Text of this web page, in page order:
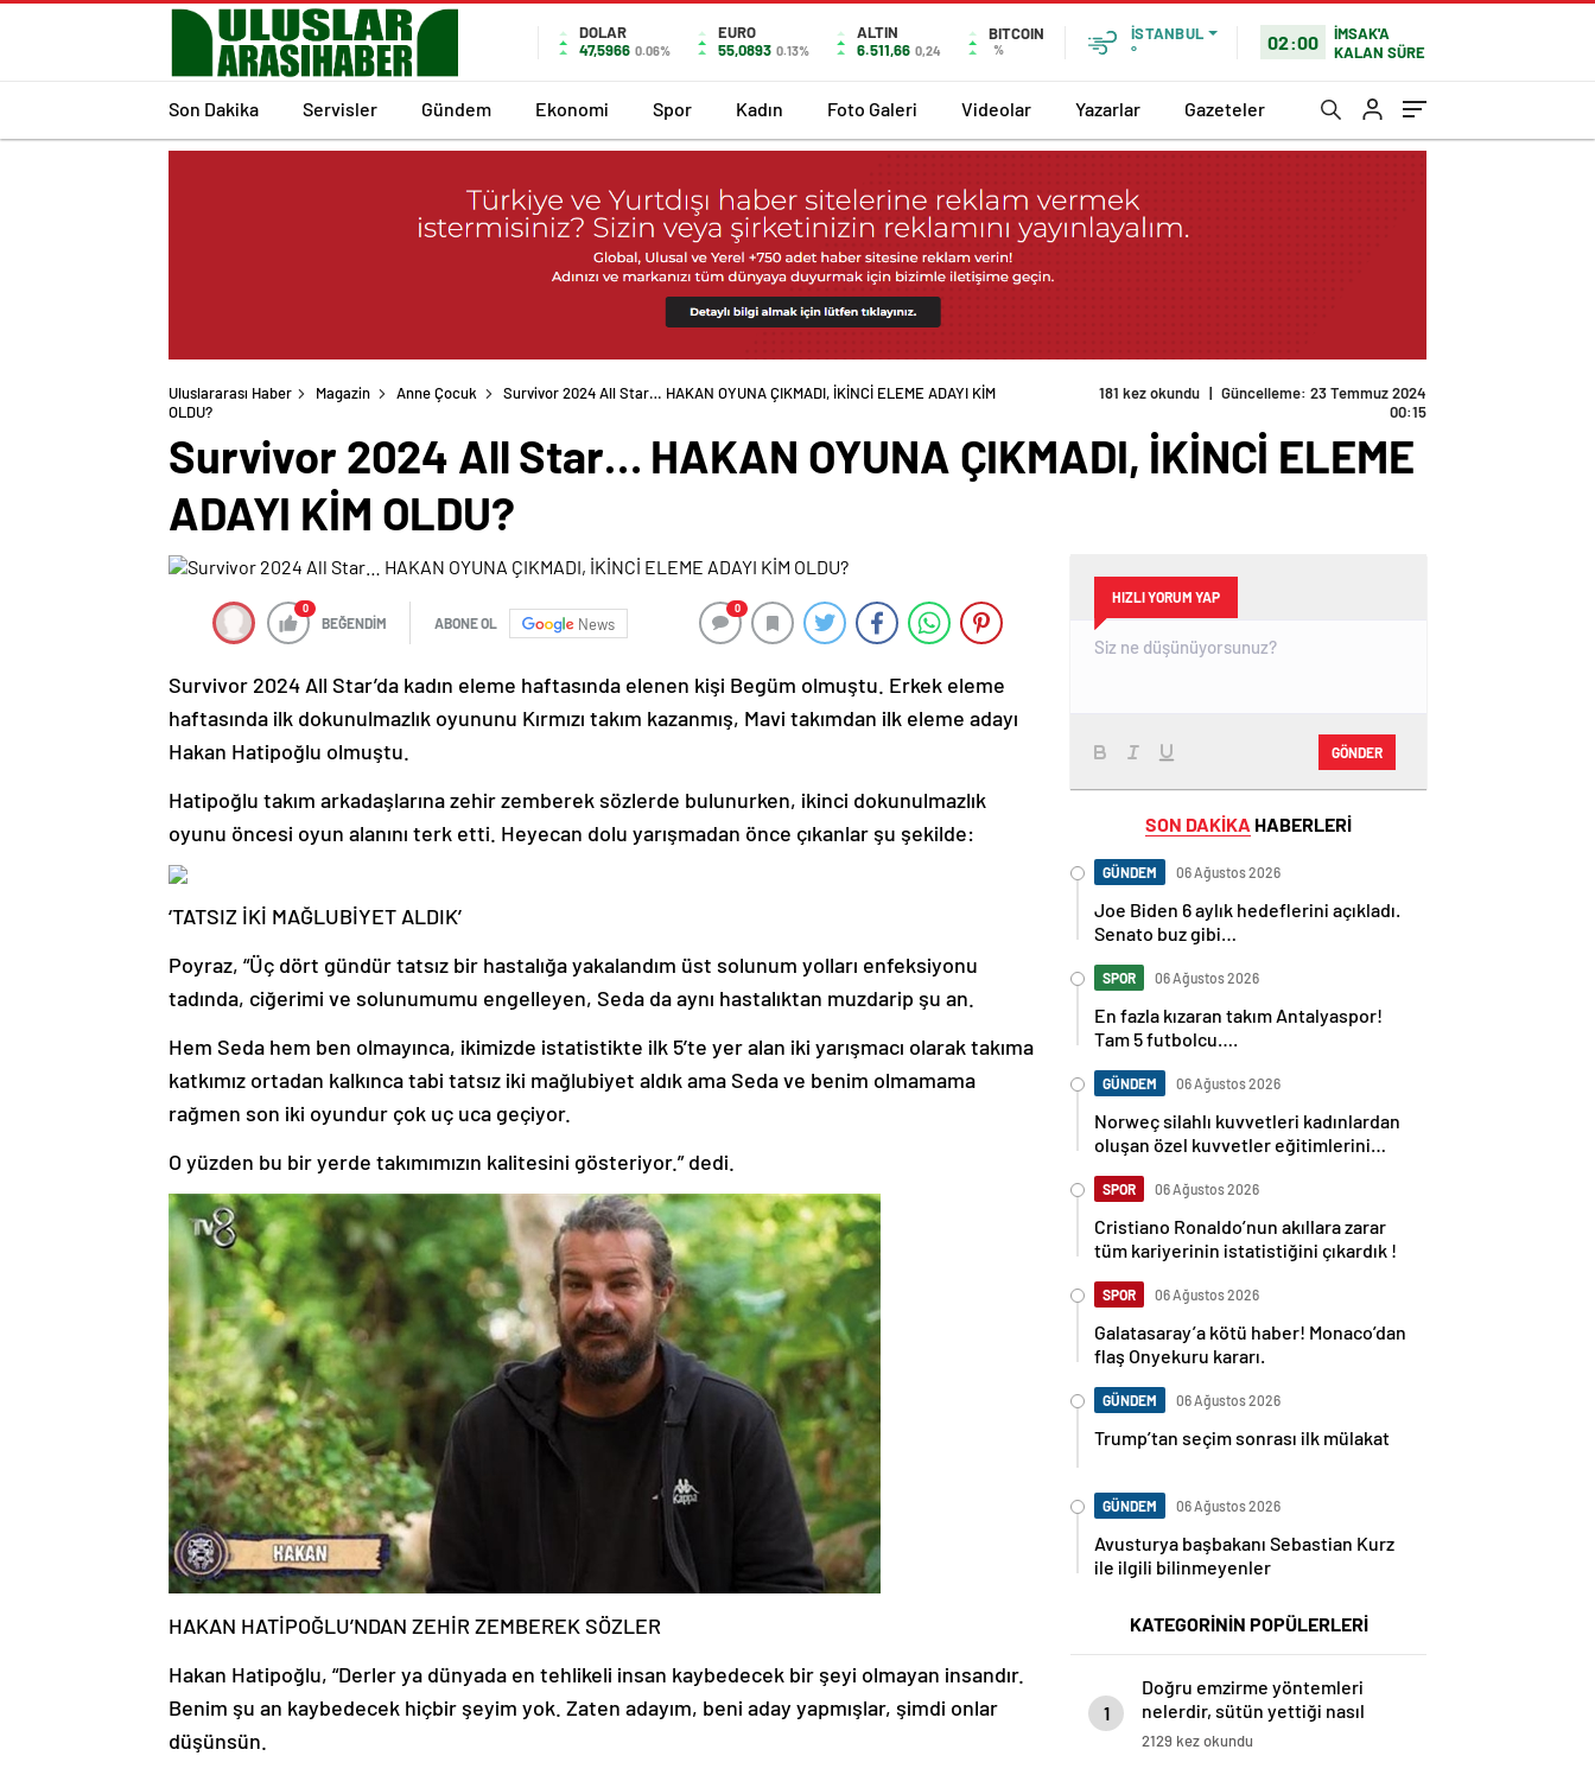
DOLAR
47,5966 0.06%
EURO
55,0893 0.13%
ALTIN
6.511,66 0,24
BITCOIN
%
İSTANBUL
°
02:00
İMSAK'A
KALAN SÜRE
Son Dakika Servisler Gündem Ekonomi Spor Kadın Foto Galeri Videolar Yazarlar Gazeteler
Uluslararası Haber Magazin Anne Çocuk
Survivor 2024 All Star… HAKAN OYUNA ÇIKMADI, İKİNCİ ELEME ADAYI KİM
OLDU?
181 kez okundu | Güncelleme: 23 Temmuz 2024
00:15
Survivor 2024 All Star… HAKAN OYUNA ÇIKMADI, İKİNCİ ELEME
ADAYI KİM OLDU?
0
BEĞENDİM ABONE OL News
0
Survivor 2024 All Star’da kadın eleme haftasında elenen kişi Begüm olmuştu. Erkek eleme
haftasında ilk dokunulmazlık oyununu Kırmızı takım kazanmış, Mavi takımdan ilk eleme adayı
Hakan Hatipoğlu olmuştu.
Hatipoğlu takım arkadaşlarına zehir zemberek sözlerde bulunurken, ikinci dokunulmazlık
oyunu öncesi oyun alanını terk etti. Heyecan dolu yarışmadan önce çıkanlar şu şekilde:
‘TATSIZ İKİ MAĞLUBİYET ALDIK’
Poyraz, “Üç dört gündür tatsız bir hastalığa yakalandım üst solunum yolları enfeksiyonu
tadında, ciğerimi ve solunumumu engelleyen, Seda da aynı hastalıktan muzdarip şu an.
Hem Seda hem ben olmayınca, ikimizde istatistikte ilk 5’te yer alan iki yarışmacı olarak takıma
katkımız ortadan kalkınca tabi tatsız iki mağlubiyet aldık ama Seda ve benim olmamama
rağmen son iki oyundur çok uç uca geçiyor.
O yüzden bu bir yerde takımımızın kalitesini gösteriyor.” dedi.
HAKAN HATİPOĞLU’NDAN ZEHİR ZEMBEREK SÖZLER
Hakan Hatipoğlu, “Derler ya dünyada en tehlikeli insan kaybedecek bir şeyi olmayan insandır.
Benim şu an kaybedecek hiçbir şeyim yok. Zaten adayım, beni aday yapmışlar, şimdi onlar
düşünsün.
HIZLI YORUM YAP
GÖNDER
SON DAKİKA HABERLERİ
GÜNDEM 06 Ağustos 2026
Joe Biden 6 aylık hedeflerini açıkladı.
Senato buz gibi…
SPOR 06 Ağustos 2026
En fazla kızaran takım Antalyaspor!
Tam 5 futbolcu….
GÜNDEM 06 Ağustos 2026
Norweç silahlı kuvvetleri kadınlardan
oluşan özel kuvvetler eğitimlerini
SPOR 06 Ağustos 2026
Cristiano Ronaldo’nun akıllara zarar
tüm kariyerinin istatistiğini çıkardık !
SPOR 06 Ağustos 2026
Galatasaray’a kötü haber! Monaco’dan
flaş Onyekuru kararı.
GÜNDEM 06 Ağustos 2026
Trump’tan seçim sonrası ilk mülakat
GÜNDEM 06 Ağustos 2026
Avusturya başbakanı Sebastian Kurz
ile ilgili bilinmeyenler
KATEGORİNİN POPÜLERLERİ
1
Doğru emzirme yöntemleri
nelerdir, sütün yettiği nasıl
anlaşılır?
2129 kez okundu